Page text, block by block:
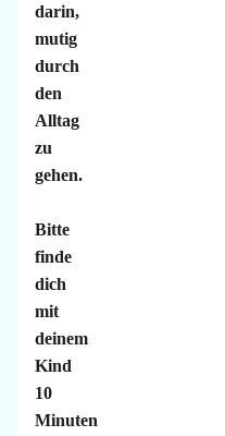
darin,
mutig
durch
den
Alltag
zu
gehen.
Bitte
finde
dich
mit
deinem
Kind
10
Minuten